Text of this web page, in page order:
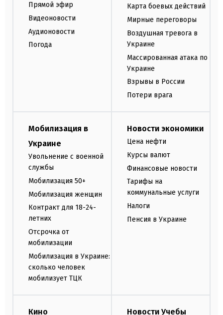
Прямой эфир
Видеоновости
Аудионовости
Погода
Карта боевых действий
Мирные переговоры
Воздушная тревога в
Украине
Массированная атака по
Украине
Взрывы в России
Потери врага
Мобилизация в
Украине
Увольнение с военной
службы
Мобилизация 50+
Мобилизация женщин
Контракт для 18-24-
летних
Отсрочка от
мобилизации
Мобилизация в Украине:
сколько человек
мобилизует ТЦК
Новости экономики
Цена нефти
Курсы валют
Финансовые новости
Тарифы на
коммунальные услуги
Налоги
Пенсия в Украине
Кино Новости Учебы